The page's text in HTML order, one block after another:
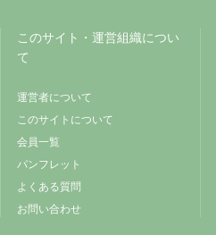
このサイト・運営組織につい
て
運営者について
このサイトについて
会員一覧
パンフレット
よくある質問
お問い合わせ